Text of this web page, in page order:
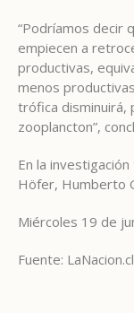
“Podríamos decir
empiecen a
productivas,
menos
trófica disminuirá,
zooplancton”,
En la
Höfer, Humberto
Miércoles 19 de
Fuente: LaNacion.cl